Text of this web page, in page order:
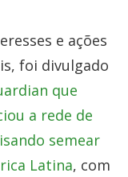
e ações
foi divulgado
que
a rede de
semear
Latina, com